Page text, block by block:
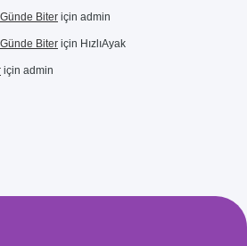
Biter için admin
Biter için HızlıAyak
için admin